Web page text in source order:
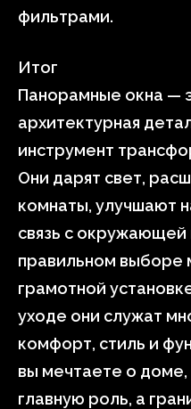
фильтрами.
Итог
Панорамные окна —
архитектурная
инструмент
Они дарят свет,
комнаты, улучшают
связь с
правильном выборе
грамотной
уходе они служат
комфорт, стиль и
вы мечтаете о доме,
главную роль, а